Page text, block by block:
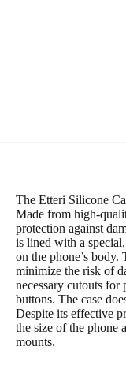
The Etteri Silicone
Made from high-
protection against
is lined with a
on the phone’s body.
minimize the risk of
necessary cutouts for
buttons. The case
Despite its effective
the size of the phone
mounts.